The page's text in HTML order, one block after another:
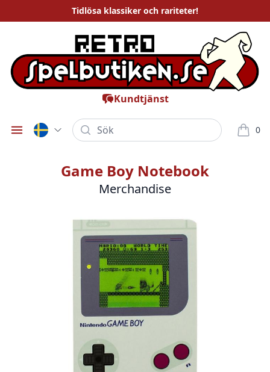
Tidlösa klassiker och rariteter!
Kundtjänst
Öppna meny
Sök 0
varor i
Game Boy Notebook
Merchandise